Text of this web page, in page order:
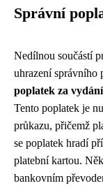
Správní
Nedílnou součástí
uhrazení správního
poplatek za
Tento poplatek je
průkazu, přičemž
se poplatek hradí
platební kartou.
bankovním